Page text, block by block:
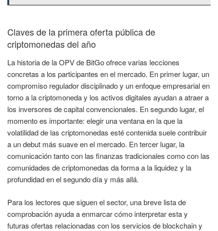
Claves de la primera oferta pública de
criptomonedas del año
La historia de la OPV de BitGo ofrece varias lecciones
concretas a los participantes en el mercado. En primer lugar, un
compromiso regulador disciplinado y un enfoque empresarial en
torno a la criptomoneda y los activos digitales ayudan a atraer a
los inversores de capital convencionales. En segundo lugar, el
momento es importante: elegir una ventana en la que la
volatilidad de las criptomonedas esté contenida suele contribuir
a un debut más suave en el mercado. En tercer lugar, la
comunicación tanto con las finanzas tradicionales como con las
comunidades de criptomonedas da forma a la liquidez y la
profundidad en el segundo día y más allá.
Para los lectores que siguen el sector, una breve lista de
comprobación ayuda a enmarcar cómo interpretar esta y
futuras ofertas relacionadas con los servicios de blockchain y